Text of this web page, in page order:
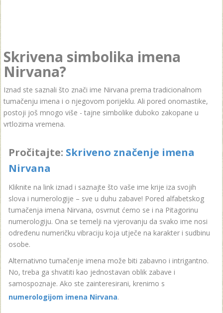
Skrivena simbolika imena
Nirvana?
Iznad ste saznali što znači ime Nirvana prema tradicionalnom
tumačenju imena i o njegovom porijeklu. Ali pored onomastike,
postoji još mnogo više - tajne simbolike duboko zakopane u
vrtlozima vremena.
Pročitajte: Skriveno značenje imena
Nirvana
Kliknite na link iznad i saznajte što vaše ime krije iza svojih
slova i numerologije – sve u duhu zabave! Pored alfabetskog
tumačenja imena Nirvana, osvrnut ćemo se i na Pitagorinu
numerologiju. Ona se temelji na vjerovanju da svako ime nosi
određenu numeričku vibraciju koja utječe na karakter i sudbinu
osobe.
Alternativno tumačenje imena može biti zabavno i intrigantno.
No, treba ga shvatiti kao jednostavan oblik zabave i
samospoznaje. Ako ste zainteresirani, krenimo s
numerologijom imena Nirvana.